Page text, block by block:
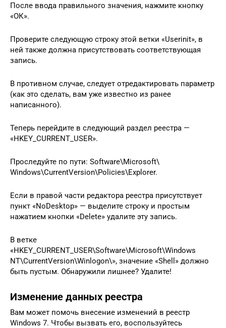
После ввода правильного значения, нажмите кнопку
«ОК».
Проверите следующую строку этой ветки «Userinit», в
ней также должна присутствовать соответствующая
запись.
В противном случае, следует отредактировать параметр
(как это сделать, вам уже известно из ранее
написанного).
Теперь перейдите в следующий раздел реестра —
«HKEY_CURRENT_USER».
Проследуйте по пути: Software\Microsoft\
Windows\CurrentVersion\Policies\Explorer.
Если в правой части редактора реестра присутствует
пункт «NoDesktop» — выделите строку и простым
нажатием кнопки «Delete» удалите эту запись.
В ветке
«HKEY_CURRENT_USER\Software\Microsoft\Windows
NT\CurrentVersion\Winlogon\», значение «Shell» должно
быть пустым. Обнаружили лишнее? Удалите!
Изменение данных реестра
Вам может помочь внесение изменений в реестр
Windows 7. Чтобы вызвать его, воспользуйтесь